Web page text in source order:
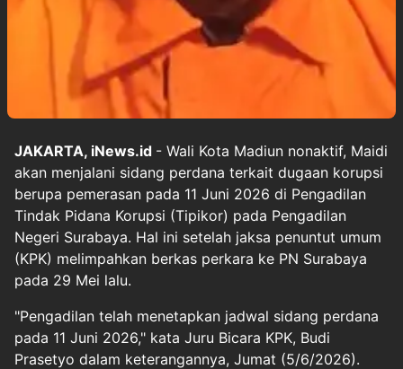
JAKARTA, iNews.id - Wali Kota Madiun nonaktif, Maidi
akan menjalani sidang perdana terkait dugaan korupsi
berupa pemerasan pada 11 Juni 2026 di Pengadilan
Tindak Pidana Korupsi (Tipikor) pada Pengadilan
Negeri Surabaya. Hal ini setelah jaksa penuntut umum
(KPK) melimpahkan berkas perkara ke PN Surabaya
pada 29 Mei lalu.
"Pengadilan telah menetapkan jadwal sidang perdana
pada 11 Juni 2026," kata Juru Bicara KPK, Budi
Prasetyo dalam keterangannya, Jumat (5/6/2026).